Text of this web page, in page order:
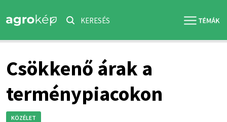
KERESÉS
Csökkenő árak a
terménypiacokon
KÖZÉLET